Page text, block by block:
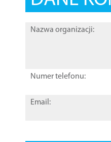
Nazwa organizacji:
Numer telefonu:
Email: